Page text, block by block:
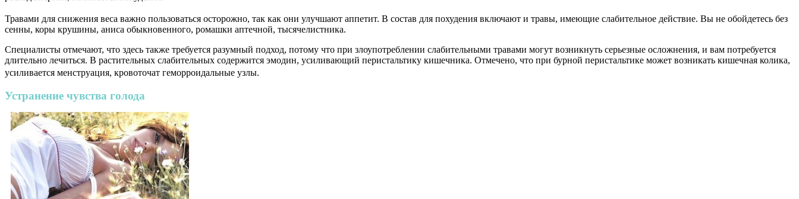
Травами для снижения веса важно пользоваться осторожно, так как они улучшают аппетит. В состав для похудения включают и травы, имеющие слабительное действие. Вы не обойдетесь без
сенны, коры крушины, аниса обыкновенного, ромашки аптечной, тысячелистника.
Специалисты отмечают, что здесь также требуется разумный подход, потому что при злоупотреблении слабительными травами могут возникнуть серьезные осложнения, и вам потребуется
длительно лечиться. В растительных слабительных содержится эмодин, усиливающий перистальтику кишечника. Отмечено, что при бурной перистальтике может возникать кишечная колика,
усиливается менструация, кровоточат геморроидальные узлы.
Устранение чувства голода